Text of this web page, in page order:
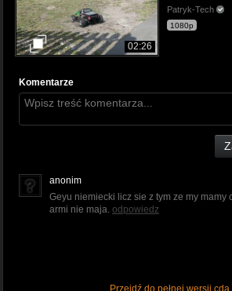
02:26
Patryk-Tech
1080p
Komentarze
anonim
Geyu niemiecki licz sie z tym ze my mamy
armi nie maja. odpowiedz
Przejdź do pełnej wersji